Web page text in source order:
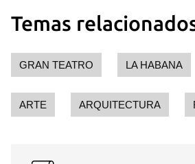
Para poder guardar como favorito,
INICIAR SESIÓN
Temas
GRAN TEATRO LA HABANA
ARTE ARQUITECTURA